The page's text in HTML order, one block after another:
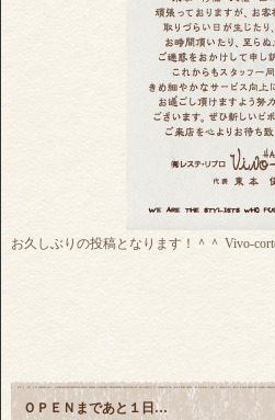
お久しぶりの投稿となります！＾＾ Vivo-
ＯＰＥＮまであと１日…